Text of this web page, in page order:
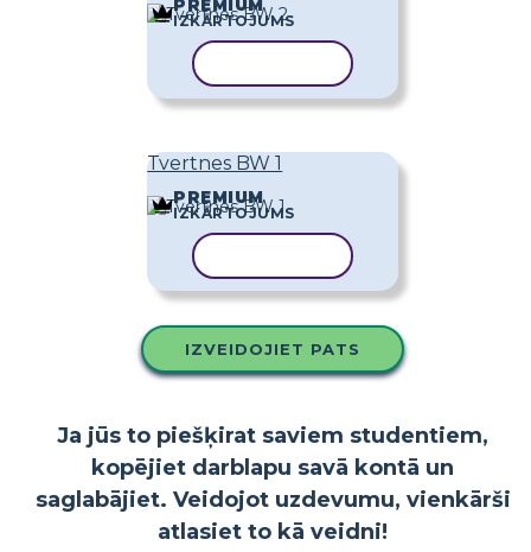
PREMIUM
IZKĀRTOJUMS
Tvertnes BW 1
PREMIUM
IZKĀRTOJUMS
IZVEIDOJIET PATS
Ja jūs to piešķirat saviem studentiem,
kopējiet darblapu savā kontā un
saglabājiet. Veidojot uzdevumu, vienkārši
atlasiet to kā veidni!